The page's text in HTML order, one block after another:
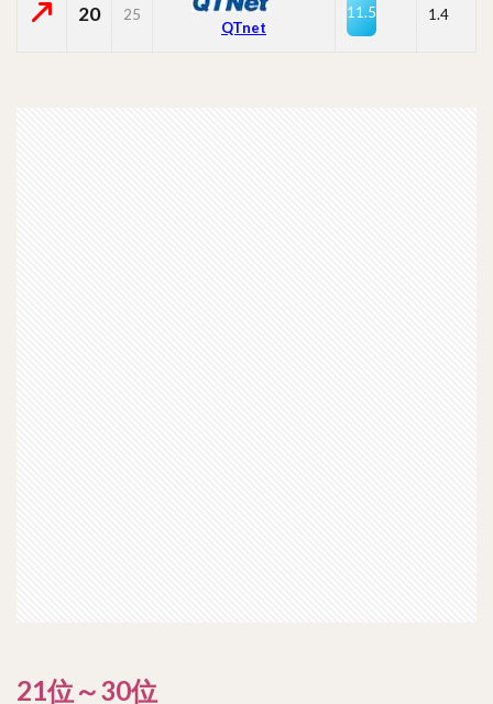
20 25
QTnet
11.5 1.4
21位～30位